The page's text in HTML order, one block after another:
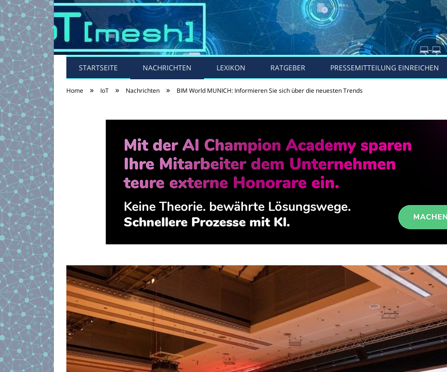
STARTSEITE NACHRICHTEN LEXIKON RATGEBER PRESSEMITTEILUNG EINREICHEN
Home » IoT » Nachrichten » BIM World MUNICH: Informieren Sie sich über die neuesten Trends